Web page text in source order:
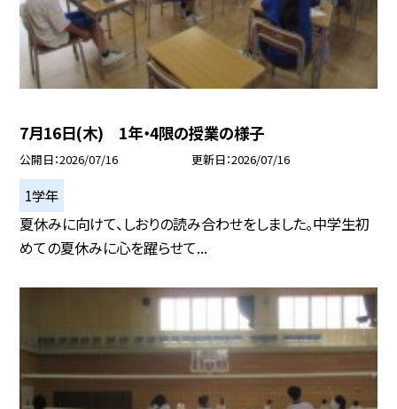
7月16日(木) 1年・4限の授業の様子
公開日 2026/07/16 更新日 2026/07/16
1学年
夏休みに向けて、しおりの読み合わせをしました。中学生初
めての夏休みに心を躍らせて...